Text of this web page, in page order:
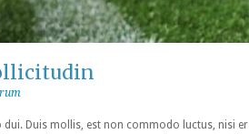
dui. Duis mollis, est non commodo luctus, nisi